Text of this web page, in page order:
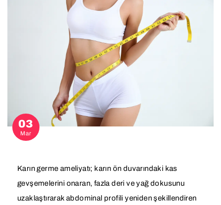
03
Mar
Karın germe ameliyatı; karın ön duvarındaki kas
gevşemelerini onaran, fazla deri ve yağ dokusunu
uzaklaştırarak abdominal profili yeniden şekillendiren